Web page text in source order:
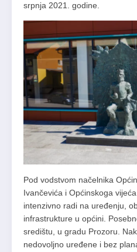
srpnja 2021. godine.
Pod vodstvom načelnika
Ivančevića i Općinskoga
intenzivno radi na uređenju,
infrastrukture u općini.
središtu, u gradu Prozoru.
nedovoljno uređene i bez